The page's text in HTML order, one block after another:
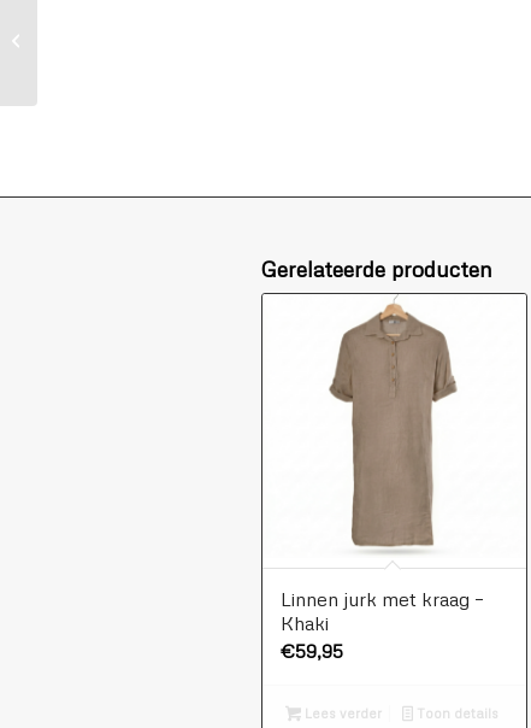
Gerelateerde producten
Linnen jurk met kraag –
Khaki
€59,95
Lees verder Toon details